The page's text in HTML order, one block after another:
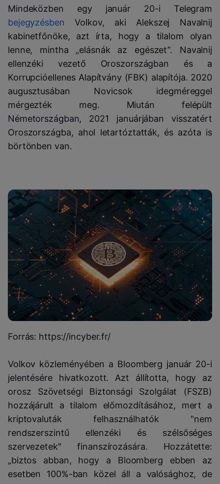
Mindeközben egy január 20-i Telegram
bejegyzésben Volkov, aki Alekszej Navalnij
kabinetfőnöke, azt írta, hogy a tilalom olyan
lenne, mintha „elásnák az egészet”. Navalnij
ellenzéki vezető Oroszországban és a
Korrupcióellenes Alapítvány (FBK) alapítója. 2020
augusztusában Novicsok idegméreggel
mérgezték meg. Miután felépült
Németországban, 2021 januárjában visszatért
Oroszországba, ahol letartóztatták, és azóta is
börtönben van.
Forrás: https://incyber.fr/
Volkov közleményében a Bloomberg január 20-i
jelentésére hivatkozott. Azt állította, hogy az
orosz Szövetségi Biztonsági Szolgálat (FSZB)
hozzájárult a tilalom előmozdításához, mert a
kriptovaluták felhasználhatók "nem
rendszerszintű ellenzéki és szélsőséges
szervezetek" finanszírozására. Hozzátette:
„biztos abban, hogy a Bloomberg ebben az
esetben 100%-ban közel áll a valósághoz, de